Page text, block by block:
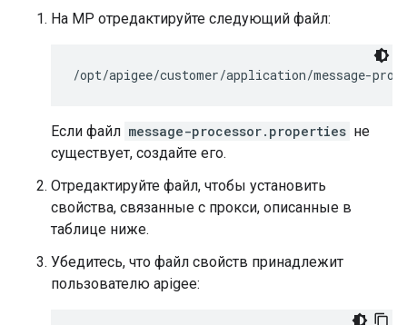
На MP отредактируйте следующий файл:
/opt/apigee/customer/application/message-
Если файл message-processor.properties не
существует, создайте его.
Отредактируйте файл, чтобы установить
свойства, связанные с прокси, описанные в
таблице ниже.
Убедитесь, что файл свойств принадлежит
пользователю apigee: